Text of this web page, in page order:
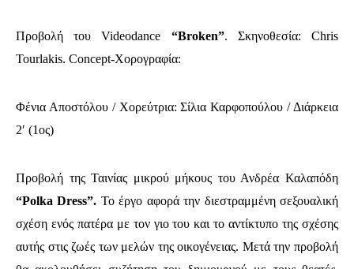
Προβολή του Videodance “Broken”. Σκηνοθεσία: Chris
Tourlakis. Concept-Χορογραφία:
Φένια Αποστόλου / Χορεύτρια: Σίλια Καρφοπούλου / Διάρκεια
2′ (1ος)
Προβολή της Ταινίας μικρού μήκους του Ανδρέα Καλαπόδη
“Polka Dress”. Το έργο αφορά την διεστραμμένη σεξουαλική
σχέση ενός πατέρα με τον γιο του και το αντίκτυπο της σχέσης
αυτής στις ζωές των μελών της οικογένειας. Μετά την προβολή